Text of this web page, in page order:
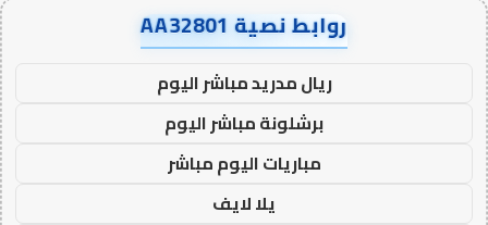
روابط نصية AA32801
ريال مدريد مباشر اليوم
برشلونة مباشر اليوم
مباريات اليوم مباشر
يلا لايف